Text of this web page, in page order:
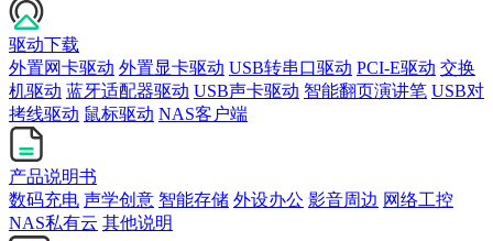
驱动下载
外置网卡驱动 外置显卡驱动 USB转串口驱动 PCI-E驱动 交换
机驱动 蓝牙适配器驱动 USB声卡驱动 智能翻页演讲笔 USB对
拷线驱动 鼠标驱动 NAS客户端
产品说明书
数码充电 声学创意 智能存储 外设办公 影音周边 网络工控
NAS私有云 其他说明